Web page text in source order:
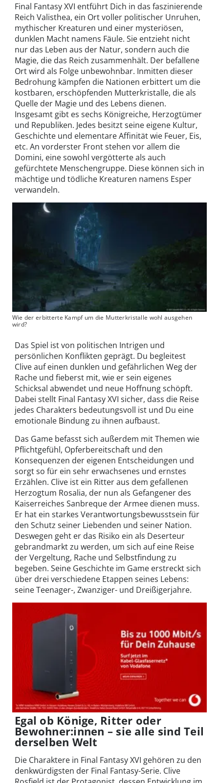
Final Fantasy XVI entführt Dich in das faszinierende
Reich Valisthea, ein Ort voller politischer Unruhen,
mythischer Kreaturen und einer mysteriösen,
dunklen Macht namens Fäule. Sie entzieht nicht
nur das Leben aus der Natur, sondern auch die
Magie, die das Reich zusammenhält. Der befallene
Ort wird als Folge unbewohnbar. Inmitten dieser
Bedrohung kämpfen die Nationen erbittert um die
kostbaren, erschöpfenden Mutterkristalle, die als
Quelle der Magie und des Lebens dienen.
Insgesamt gibt es sechs Königreiche, Herzogtümer
und Republiken. Jedes besitzt seine eigene Kultur,
Geschichte und elementare Affinität wie Feuer, Eis,
etc. An vorderster Front stehen vor allem die
Domini, eine sowohl vergötterte als auch
gefürchtete Menschengruppe. Diese können sich in
mächtige und tödliche Kreaturen namens Esper
verwandeln.
Wie der erbitterte Kampf um die Mutterkristalle wohl ausgehen
wird?
Das Spiel ist von politischen Intrigen und
persönlichen Konflikten geprägt. Du begleitest
Clive auf einen dunklen und gefährlichen Weg der
Rache und fieberst mit, wie er sein eigenes
Schicksal abwendet und neue Hoffnung schöpft.
Dabei stellt Final Fantasy XVI sicher, dass die Reise
jedes Charakters bedeutungsvoll ist und Du eine
emotionale Bindung zu ihnen aufbaust.
Das Game befasst sich außerdem mit Themen wie
Pflichtgefühl, Opferbereitschaft und den
Konsequenzen der eigenen Entscheidungen und
sorgt so für ein sehr erwachsenes und ernstes
Erzählen. Clive ist ein Ritter aus dem gefallenen
Herzogtum Rosalia, der nun als Gefangener des
Kaiserreiches Sanbreque der Armee dienen muss.
Er hat ein starkes Verantwortungsbewusstsein für
den Schutz seiner Liebenden und seiner Nation.
Deswegen geht er das Risiko ein als Deserteur
gebrandmarkt zu werden, um sich auf eine Reise
der Vergeltung, Rache und Selbstfindung zu
begeben. Seine Geschichte im Game erstreckt sich
über drei verschiedene Etappen seines Lebens:
seine Teenager-, Zwanziger- und Dreißigerjahre.
Egal ob Könige, Ritter oder
Bewohner:innen – sie alle sind Teil
derselben Welt
Die Charaktere in Final Fantasy XVI gehören zu den
denkwürdigsten der Final Fantasy-Serie. Clive